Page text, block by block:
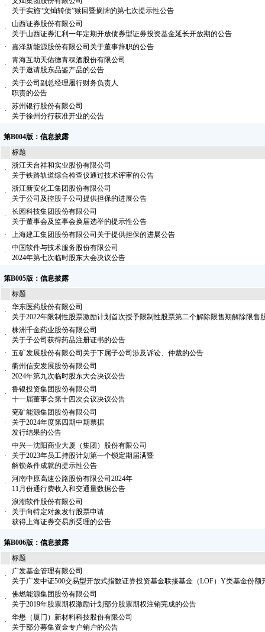
·
关于实施“文灿转债”赎回暨摘牌的第七次提示性公告
·
山西证券股份有限公司
关于山西证券汇利一年定期开放债券型证券投资基金延长开放期的公告
·
嘉泽新能源股份有限公司关于董事辞职的公告
·
青海互助天佑德青稞酒股份有限公司
关于邀请股东品鉴产品的公告
·
关于公司副总经理履行财务负责人
职责的公告
·
苏州银行股份有限公司
关于徐州分行获准开业的公告
第B004版：信息披露
标题
·
浙江天台祥和实业股份有限公司
关于铁路轨道综合检查仪通过技术评审的公告
·
浙江新安化工集团股份有限公司
关于公司及控股子公司提供担保的进展公告
·
长园科技集团股份有限公司
关于董事会及监事会换届选举的提示性公告
·
上海建工集团股份有限公司关于提供担保的进展公告
·
中国软件与技术服务股份有限公司
2024年第七次临时股东大会决议公告
第B005版：信息披露
标题
·
华东医药股份有限公司
关于2022年限制性股票激励计划首次授予限制性股票第二个解除限售期解除限售
·
株洲千金药业股份有限公司
关于子公司获得药品注册证书的公告
·
五矿发展股份有限公司关于下属子公司涉及诉讼、仲裁的公告
·
衢州信安发展股份有限公司
2024年第九次临时股东大会决议公告
·
鲁银投资集团股份有限公司
十一届董事会第十四次会议决议公告
·
兖矿能源集团股份有限公司
关于2024年度第四期中期票据
发行结果的公告
·
中兴一沈阳商业大厦（集团）股份有限公司
关于2023年员工持股计划第一个锁定期届满暨
解锁条件成就的提示性公告
·
河南中原高速公路股份有限公司2024年
11月份通行费收入和交通量数据公告
·
浪潮软件股份有限公司
关于向特定对象发行股票申请
获得上海证券交易所受理的公告
第B006版：信息披露
标题
·
广发基金管理有限公司
关于广发中证500交易型开放式指数证券投资基金联接基金（LOF）Y类基金份
·
佛燃能源集团股份有限公司
关于2019年股票期权激励计划部分股票期权注销完成的公告
·
华懋（厦门）新材料科技股份有限公司
关于部分募集资金专户销户的公告